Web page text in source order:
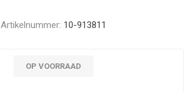
Artikelnummer: 10-913811
OP VOORRAAD